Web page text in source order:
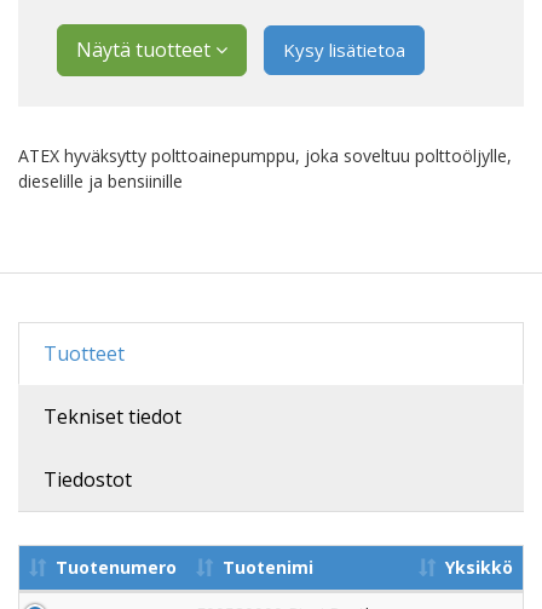
Näytä tuotteet Kysy lisätietoa
ATEX hyväksytty polttoainepumppu, joka soveltuu polttoöljylle,
dieselille ja bensiinille
Tuotteet
Tekniset tiedot
Tiedostot
Tuotenumero Tuotenimi Yksikkö